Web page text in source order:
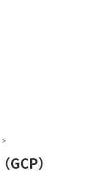
>
）